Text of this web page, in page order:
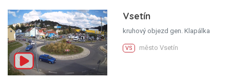
Vsetín
kruhový objezd gen. Klapálka
VS město Vsetín